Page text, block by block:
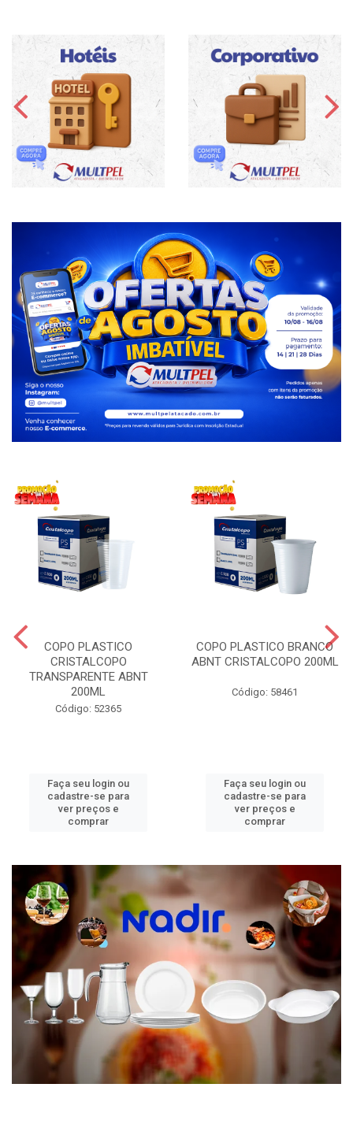
COPO PLASTICO
CRISTALCOPO
TRANSPARENTE ABNT
200ML
Código: 52365
Faça seu login ou
cadastre-se para
ver preços e
comprar
COPO PLASTICO BRANCO
ABNT CRISTALCOPO 200ML
Código: 58461
Faça seu login ou
cadastre-se para
ver preços e
comprar